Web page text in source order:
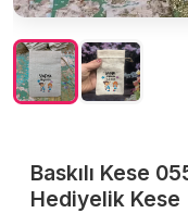
Baskılı Kese
Hediyelik Kese